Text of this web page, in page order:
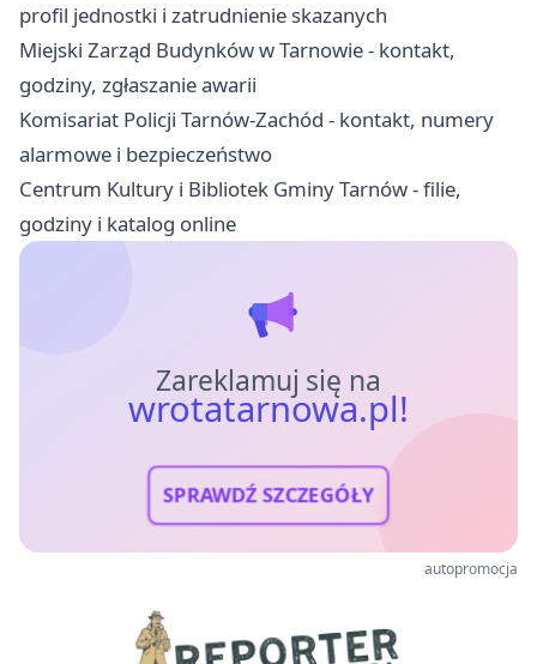
profil jednostki i zatrudnienie skazanych
Miejski Zarząd Budynków w Tarnowie - kontakt,
godziny, zgłaszanie awarii
Komisariat Policji Tarnów-Zachód - kontakt, numery
alarmowe i bezpieczeństwo
Centrum Kultury i Bibliotek Gminy Tarnów - filie,
godziny i katalog online
Zareklamuj się na
wrotatarnowa.pl!
SPRAWDŹ SZCZEGÓŁY
autopromocja